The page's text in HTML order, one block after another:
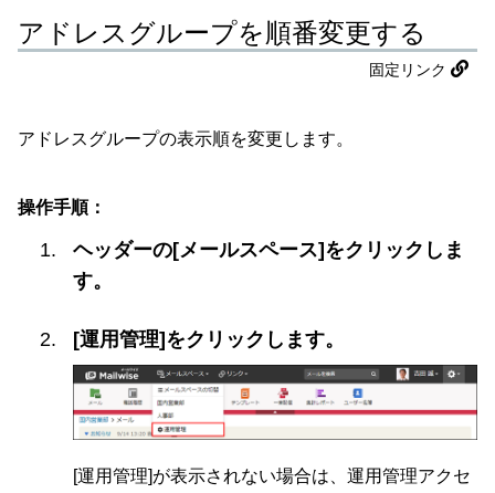
アドレスグループを順番変更する
固定リンク
アドレスグループの表示順を変更します。
操作手順：
ヘッダーの[メールスペース]をクリックしま
す。
[運用管理]をクリックします。
[運用管理]が表示されない場合は、運用管理アクセ